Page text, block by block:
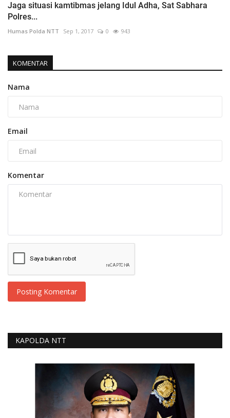
Jaga situasi kamtibmas jelang Idul Adha, Sat Sabhara
Polres...
Humas Polda NTT Sep 1, 2017 0 943
KOMENTAR
Nama
Email
Komentar
Posting Komentar
KAPOLDA NTT